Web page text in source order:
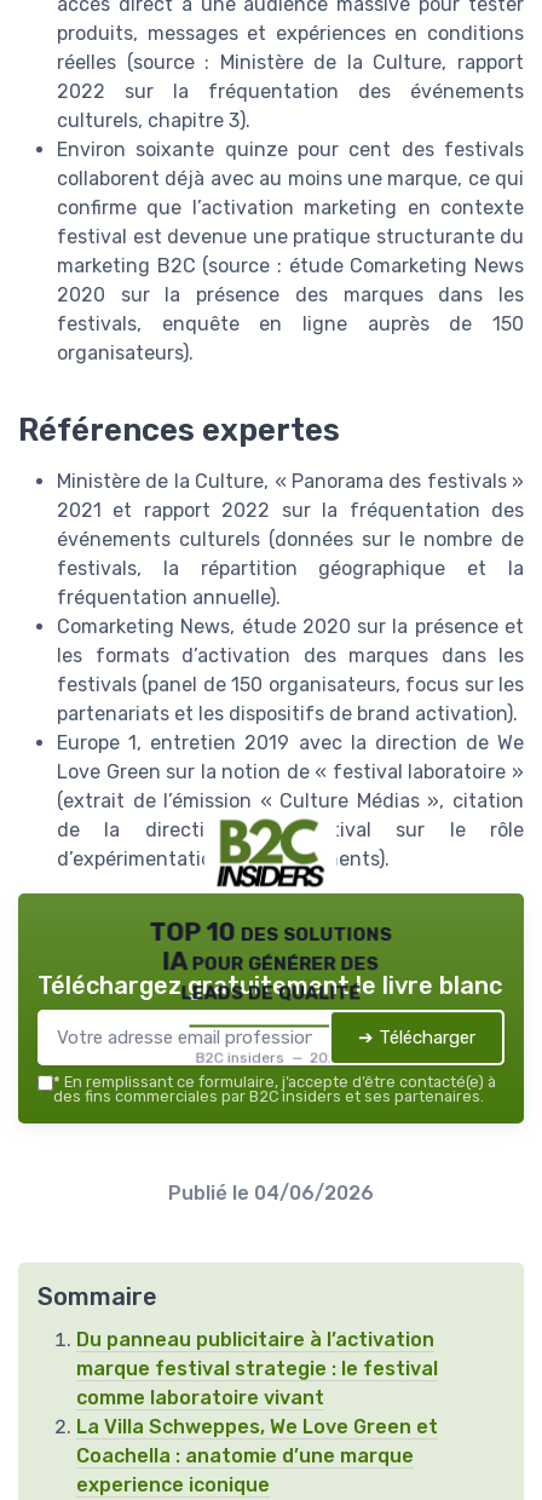
produits, messages et expériences en conditions
réelles (source : Ministère de la Culture, rapport
2022 sur la fréquentation des événements
culturels, chapitre 3).
Environ soixante quinze pour cent des festivals
collaborent déjà avec au moins une marque, ce qui
confirme que l’activation marketing en contexte
festival est devenue une pratique structurante du
marketing B2C (source : étude Comarketing News
2020 sur la présence des marques dans les
festivals, enquête en ligne auprès de 150
organisateurs).
Références expertes
Ministère de la Culture, « Panorama des festivals »
2021 et rapport 2022 sur la fréquentation des
événements culturels (données sur le nombre de
festivals, la répartition géographique et la
fréquentation annuelle).
Comarketing News, étude 2020 sur la présence et
les formats d’activation des marques dans les
festivals (panel de 150 organisateurs, focus sur les
partenariats et les dispositifs de brand activation).
Europe 1, entretien 2019 avec la direction de We
Love Green sur la notion de « festival laboratoire »
(extrait de l’émission « Culture Médias », citation
de la direction du festival sur le rôle
d’expérimentation des événements).
TOP 10 des solutions
IA pour générer des
leads de qualité
B2C insiders — 2026
Téléchargez gratuitement le livre blanc
➔ Télécharger
* En remplissant ce formulaire, j’accepte d’être contacté(e) à
des fins commerciales par B2C insiders et ses partenaires.
Publié le 04/06/2026
Sommaire
Du panneau publicitaire à l’activation
marque festival strategie : le festival
comme laboratoire vivant
La Villa Schweppes, We Love Green et
Coachella : anatomie d’une marque
experience iconique